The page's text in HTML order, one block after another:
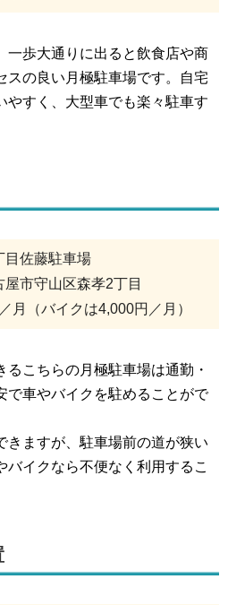
一歩大通りに出ると飲食店や商
スの良い月極駐車場です。自宅
やすく、大型車でも楽々駐車す
目佐藤駐車場
市守山区森孝2丁目
月（バイクは4,000円／月）
こちらの月極駐車場は通勤・
で車やバイクを駐めることがで
きますが、駐車場前の道が狭い
バイクなら不便なく利用するこ